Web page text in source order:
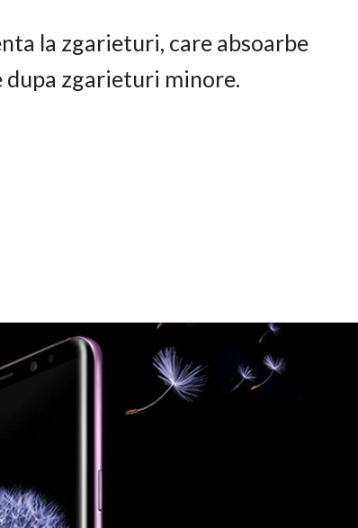
la zgarieturi, care absoarbe
zgarieturi minore.